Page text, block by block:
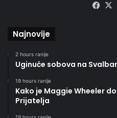
Najnovije
2 hours ranije
Uginuće sobova na
19 hours ranije
Kako je Maggie Wheeler
Prijatelja